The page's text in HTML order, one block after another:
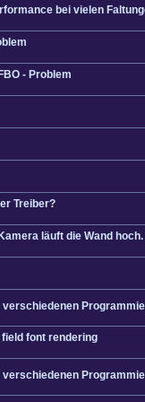
bei vielen
- Problem
Treiber?
läuft die Wand hoch.
verschiedenen
font rendering
verschiedenen